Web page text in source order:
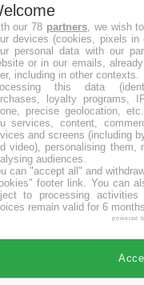
de votre recherche
de votre recherche
our 78 partners, we wish
devices (cookies, pixels
personal data with our
or in our emails,
including in other contexts.
this data
loyalty programs,
precise geolocation,
services, content,
and screens (including
video), personalising them,
audiences.
can "accept all" and
footer link . You can
to processing
remain valid for 6
powered